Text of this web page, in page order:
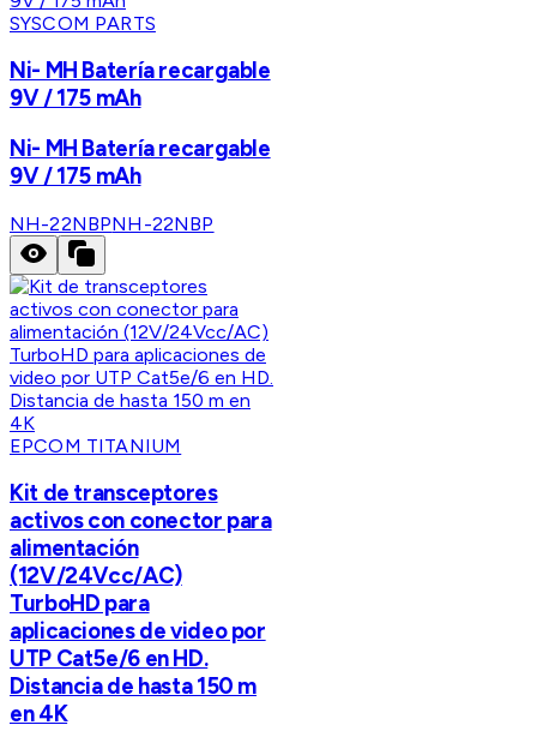
SYSCOM PARTS
Ni- MH Batería recargable
9V / 175 mAh
Ni- MH Batería recargable
9V / 175 mAh
NH-22NBPNH-22NBP
EPCOM TITANIUM
Kit de transceptores
activos con conector para
alimentación
(12V/24Vcc/AC)
TurboHD para
aplicaciones de video por
UTP Cat5e/6 en HD.
Distancia de hasta 150 m
en 4K